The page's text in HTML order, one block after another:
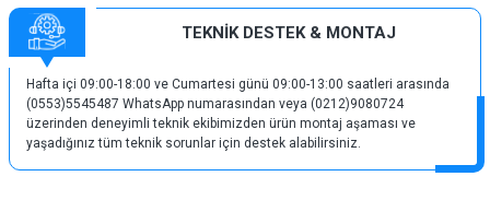
TEKNİK DESTEK & MONTAJ
Hafta içi 09:00-18:00 ve Cumartesi günü 09:00-13:00 saatleri arasında
(0553)5545487 WhatsApp numarasından veya (0212)9080724
üzerinden deneyimli teknik ekibimizden ürün montaj aşaması ve
yaşadığınız tüm teknik sorunlar için destek alabilirsiniz.